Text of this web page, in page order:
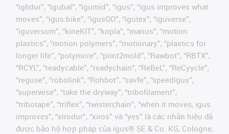
“iglidur”, “igubal”, “igumid”, “igus”, “igus improves what
moves”, “igus:bike”, “igusGO”, “igutex”, “iguverse”,
“iguversum”, “kineKIT”, “kopla”, “manus”, “motion
plastics”, “motion polymers”, “motionary”, “plastics for
longer life”, “polymore”, “print2mold”, “Rawbot”, “RBTX”,
“RCYL”, “readycable”, “readychain”, “ReBeL”, “ReCyycle”,
“reguse”, “robolink”, “Rohbot”, “savfe”, “speedigus”,
“superwise”, “take the dryway”, “tribofilament”,
“tribotape”, “triflex”, “twisterchain”, “when it moves, igus
improves”, “xirodur”, “xiros” và “yes” là các nhãn hiệu đã
được bảo hộ hợp pháp của igus® SE & Co. KG, Cologne,